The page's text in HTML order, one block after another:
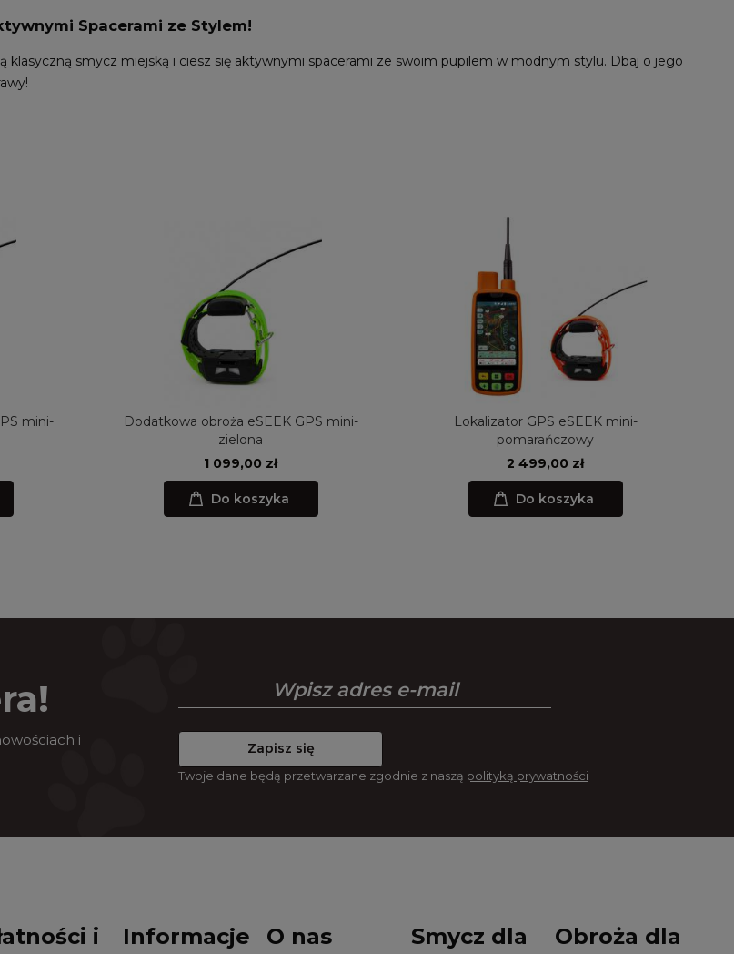
Spacerami ze Stylem!
klasyczną smycz miejską i ciesz się aktywnymi spacerami ze swoim pupilem w modnym stylu. Dbaj o jego
mini-
Dodatkowa obroża eSEEK GPS mini-
zielona
1 099,00 zł
Do koszyka
Lokalizator GPS eSEEK mini-
pomarańczowy
2 499,00 zł
Do koszyka
i
Zapisz się
Twoje dane będą przetwarzane zgodnie z naszą polityką prywatności
i
Informacje O nas
Smycz dla
Obroża dla